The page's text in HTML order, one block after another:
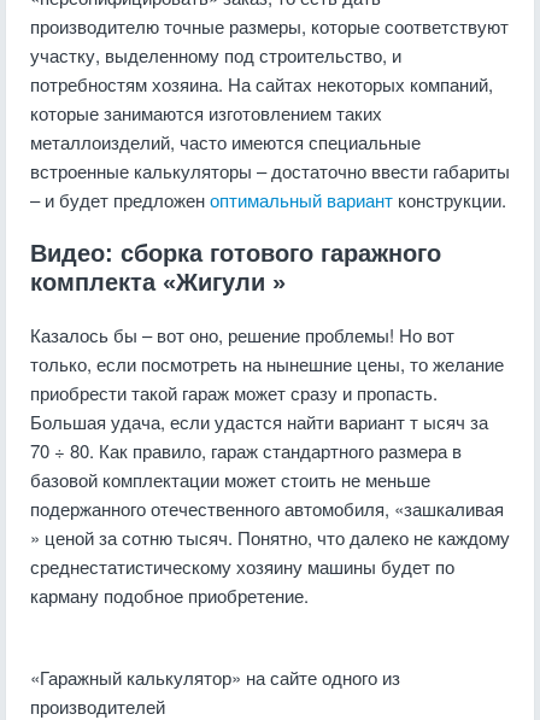
производителю точные размеры, которые соответствуют
участку, выделенному под строительство, и
потребностям хозяина. Насайтах некоторых компаний,
которыезанимаются изготовлением таких
металлоизделий, часто имеются специальные
встроенные калькуляторы – достаточно ввести габариты
– и будет предложеноптимальный вариант конструкции.
Видео: сборка готового гаражного
комплекта «Жигули »
Казалось бы – вот оно, решение проблемы! Но вот
только, если посмотреть на нынешние цены, то желание
приобрести такой гараж может сразу и пропасть.
Большая удача, если удастся найти вариант т ысяч за
70 ÷ 80. Как правило, гараж стандартного размера в
базовой комплектации может стоить не меньше
подержанного отечественного автомобиля, «зашкаливая
» ценой за сотню тысяч. Понятно, что далеко не каждому
среднестатистическому хозяину машины будет по
карману подобное приобретение.
«Гаражный калькулятор» на сайте одного из
производителей